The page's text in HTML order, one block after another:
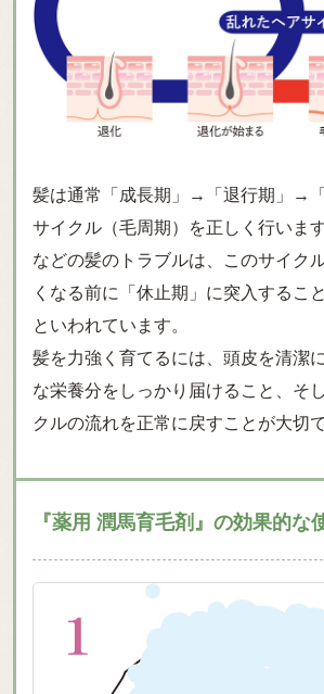
髪は通常「成長期」→「退行期」→
サイクル（毛周期）を正しく行いま
などの髪のトラブルは、このサイク
くなる前に「休止期」に突入するこ
といわれています。
髪を力強く育てるには、頭皮を清潔
な栄養分をしっかり届けること、そ
クルの流れを正常に戻すことが大切で
『薬用 潤馬育毛剤』の効果的な